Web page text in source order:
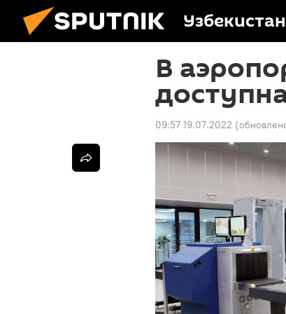
Узбекистан
В
09:57 19.07.2022